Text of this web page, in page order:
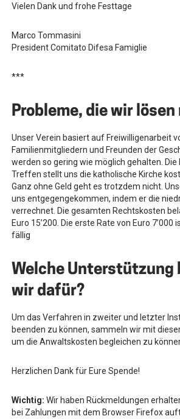
Vielen Dank und frohe Festtage
Marco Tommasini
President Comitato Difesa Famiglie
***
Probleme, die wir
Unser Verein basiert auf Freiwilligenarbeit
Familienmitgliedern und Freunden der
werden so gering wie möglich gehalten. Die
Treffen stellt uns die katholische Kirche
Ganz ohne Geld geht es trotzdem nicht.
uns entgegengekommen, indem er die
verrechnet. Die gesamten Rechtskosten
Euro 15’200. Die erste Rate von Euro 7’000
fällig
Welche Unterstützung
wir dafür?
Um das Verfahren in zweiter und letzter
beenden zu können, sammeln wir mit
um die Anwaltskosten begleichen zu
Herzlichen Dank für Eure Spende!
Wichtig: Wir haben Rückmeldungen
bei Zahlungen mit dem Browser Firefox